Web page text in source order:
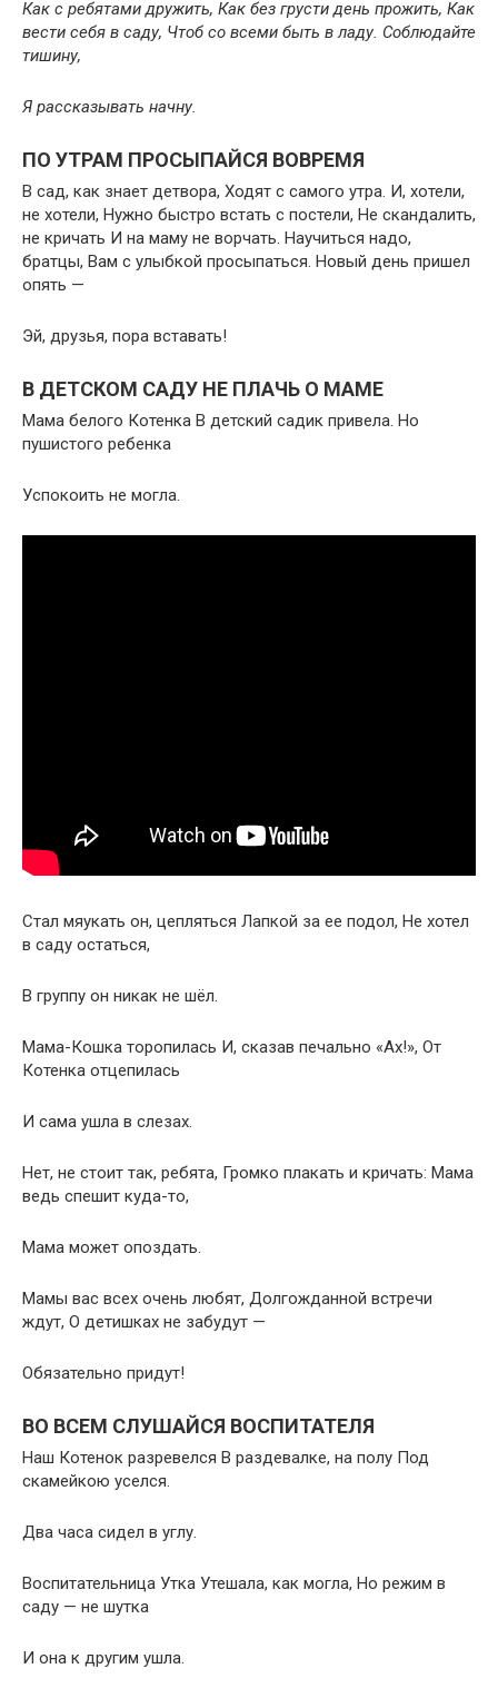
Как с ребятами дружить, Как без грусти день прожить, Как
вести себя в саду, Чтоб со всеми быть в ладу. Соблюдайте
тишину,
Я рассказывать начну.
ПО УТРАМ ПРОСЫПАЙСЯ ВОВРЕМЯ
В сад, как знает детвора, Ходят с самого утра. И, хотели,
не хотели, Нужно быстро встать с постели, Не скандалить,
не кричать И на маму не ворчать. Научиться надо,
братцы, Вам с улыбкой просыпаться. Новый день пришел
опять —
Эй, друзья, пора вставать!
В ДЕТСКОМ САДУ НЕ ПЛАЧЬ О МАМЕ
Мама белого Котенка В детский садик привела. Но
пушистого ребенка
Успокоить не могла.
Стал мяукать он, цепляться Лапкой за ее подол, Не хотел
в саду остаться,
В группу он никак не шёл.
Мама-Кошка торопилась И, сказав печально «Ах!», От
Котенка отцепилась
И сама ушла в слезах.
Нет, не стоит так, ребята, Громко плакать и кричать: Мама
ведь спешит куда-то,
Мама может опоздать.
Мамы вас всех очень любят, Долгожданной встречи
ждут, О детишках не забудут —
Обязательно придут!
ВО ВСЕМ СЛУШАЙСЯ ВОСПИТАТЕЛЯ
Наш Котенок разревелся В раздевалке, на полу Под
скамейкою уселся.
Два часа сидел в углу.
Воспитательница Утка Утешала, как могла, Но режим в
саду — не шутка
И она к другим ушла.